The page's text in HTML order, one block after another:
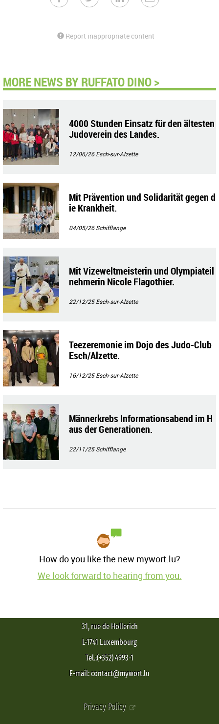
Report inappropriate content
MORE NEWS BY RUFFATO DINO >
4000 Stunden Einsatz für den ältesten
Judoverein des Landes.
12/06/26Esch-sur-Alzette
Mit Prävention und Solidarität gegen d
ie Krankheit.
04/05/26Schifflange
Mit Vizeweltmeisterin und Olympiateil
nehmerin Nicole Flagothier.
22/12/25Esch-sur-Alzette
Teezeremonie im Dojo des Judo-Club
Esch/Alzette.
16/12/25Esch-sur-Alzette
Männerkrebs Informationsabend im H
aus der Generationen.
22/11/25Schifflange
How do you like the new mywort.lu?
We look forward to hearing from you.
31, rue de Hollerich
L-1741 Luxembourg
Tel.:(+352) 4993-1
E-mail: contact@mywort.lu
Privacy Policy